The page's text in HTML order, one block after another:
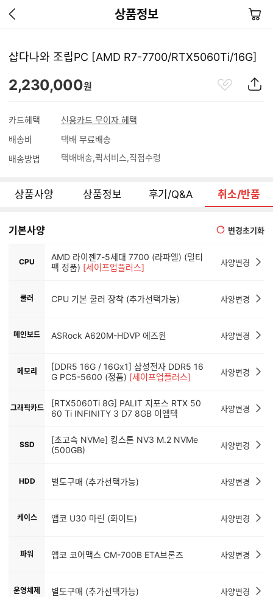
상품정보
이
지
기
장
바
샵다나와 조립PC [AMD R7-7700/RTX5060Ti/16G]
2,230,000원
카드혜택
신용카드 무이자 혜택
배송비
택배 무료배송
배송방법
택배배송 퀵서비스 직접수령
상품사양 상품정보 후기/Q&A 취소/반품
기본사양 변경초기화
CPU
AMD 라이젠7-5세대 7700 (라파엘) (멀티
팩 정품) [세이프업플러스] 사양변경
쿨러 CPU 기본 쿨러 장착 (추가선택가능) 사양변경
메인보드 ASRock A620M-HDVP 에즈윈 사양변경
메모리
[DDR5 16G / 16Gx1] 삼성전자 DDR5 16
G PC5-5600 (정품) [세이프업플러스] 사양변경
그래픽카드
[RTX5060Ti 8G] PALIT 지포스 RTX 50
60 Ti INFINITY 3 D7 8GB 이엠텍
사양변경
SSD
[초고속 NVMe] 킹스톤 NV3 M.2 NVMe
(500GB)
사양변경
HDD 별도구매 (추가선택가능) 사양변경
케이스 앱코 U30 마린 (화이트) 사양변경
파워 앱코 코어맥스 CM-700B ETA브론즈 사양변경
운영체제 별도구매 (추가선택가능) 사양변경